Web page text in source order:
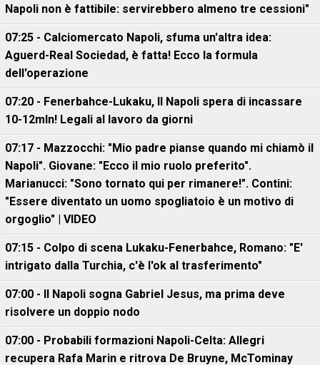
Napoli non è fattibile: servirebbero almeno tre cessioni"
07:25 - Calciomercato Napoli, sfuma un'altra idea:
Aguerd-Real Sociedad, è fatta! Ecco la formula
dell'operazione
07:20 - Fenerbahce-Lukaku, ll Napoli spera di incassare
10-12mln! Legali al lavoro da giorni
07:17 - Mazzocchi: "Mio padre pianse quando mi chiamò il
Napoli". Giovane: "Ecco il mio ruolo preferito".
Marianucci: "Sono tornato qui per rimanere!". Contini:
"Essere diventato un uomo spogliatoio è un motivo di
orgoglio" | VIDEO
07:15 - Colpo di scena Lukaku-Fenerbahce, Romano: "E'
intrigato dalla Turchia, c'è l'ok al trasferimento"
07:00 - Il Napoli sogna Gabriel Jesus, ma prima deve
risolvere un doppio nodo
07:00 - Probabili formazioni Napoli-Celta: Allegri
recupera Rafa Marin e ritrova De Bruyne, McTominay